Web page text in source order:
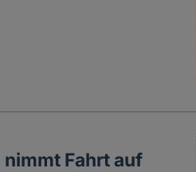
Fahrt auf